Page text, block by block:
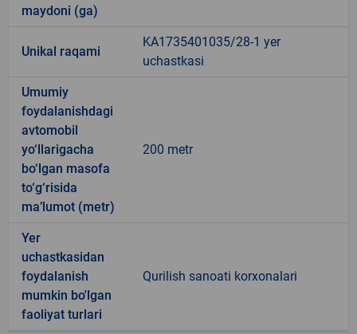
maydoni (ga)
Unikal raqami
KA1735401035/28-1 yer
uchastkasi
Umumiy
foydalanishdagi
avtomobil
yo‘llarigacha
bo‘lgan masofa
to‘g‘risida
ma’lumot (metr)
200 metr
Yer
uchastkasidan
foydalanish
mumkin bo'lgan
faoliyat turlari
Qurilish sanoati korxonalari